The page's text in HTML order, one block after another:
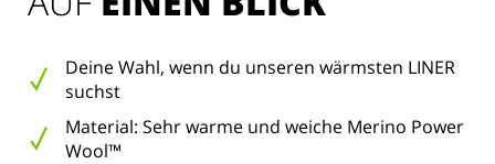
Deine Wahl, wenn du unseren wärmsten LINER
suchst
Material: Sehr warme und weiche Merino Power
Wool™